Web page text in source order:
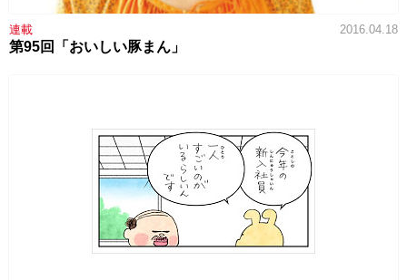
連載 2016.04.18
第95回「おいしい豚まん」